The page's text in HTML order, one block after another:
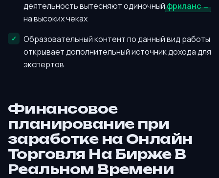
деятельность вытесняют одиночныйфриланс
на высоких чеках
Образовательный контент по данный вид работы
открывает дополнительный источник дохода для
экспертов
Финансовое
планирование при
заработке на Онлайн
Торговля На Бирже В
Реальном Времени